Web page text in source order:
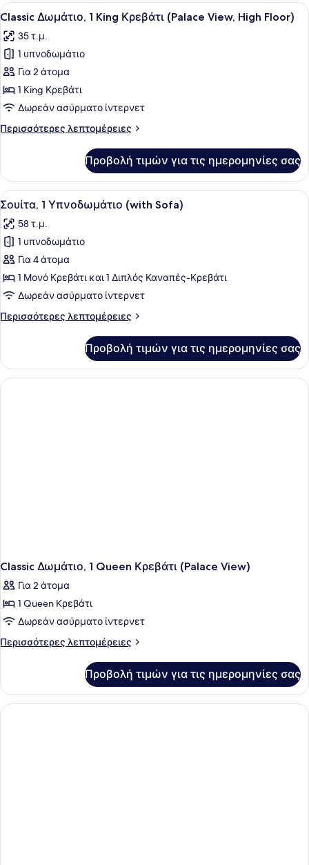
Μονά
Προβολή
όλων
των
φωτογραφιών
για
Classic
Δωμάτιο,
King
View,
High
Floor)
Ένα δωμάτιο ξενοδοχείου με ένα
6
Classic Δωμάτιο, 1 King Κρεβάτι (Palace View, High Floor)
35 τ.μ.
1 υπνοδωμάτιο
Για 2 άτομα
1 King Κρεβάτι
Δωρεάν ασύρματο ίντερνετ
Περισσότερες λεπτομέρειες
Περισσότερες
Δωμάτιο,
King
(Palace
View,
Floor)
Προβολή τιμών για τις ημερομηνίες σας
Προβολή
όλων
των
φωτογραφιών
για
Σουίτα,
1
(with
Ένα σύγχρονο δωμάτιο
5
Σουίτα, 1 Υπνοδωμάτιο (with Sofa)
58 τ.μ.
1 υπνοδωμάτιο
Για 4 άτομα
1 Μονό Κρεβάτι και 1 Διπλός Καναπές-Κρεβάτι
Δωρεάν ασύρματο ίντερνετ
Περισσότερες λεπτομέρειες
Περισσότερες
1
Υπνοδωμάτιο
(with
Προβολή τιμών για τις ημερομηνίες σας
Classic Δωμάτιο, 1 Queen Κρεβάτι (Palace View)
Για 2 άτομα
1 Queen Κρεβάτι
Δωρεάν ασύρματο ίντερνετ
Περισσότερες λεπτομέρειες
Περισσότερες
Δωμάτιο,
Queen
Προβολή τιμών για τις ημερομηνίες σας